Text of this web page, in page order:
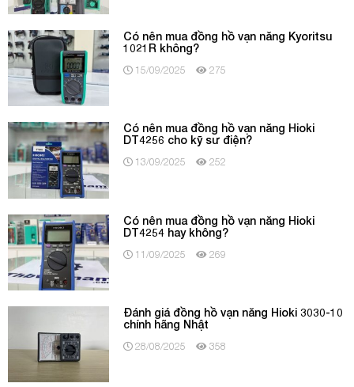
Có nên mua đồng hồ vạn năng Kyoritsu
1021R không?
15/09/2025 275
Có nên mua đồng hồ vạn năng Hioki
DT4256 cho kỹ sư điện?
13/09/2025 252
Có nên mua đồng hồ vạn năng Hioki
DT4254 hay không?
11/09/2025 269
Đánh giá đồng hồ vạn năng Hioki 3030-10
chính hãng Nhật
28/08/2025 358